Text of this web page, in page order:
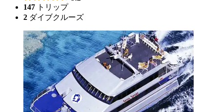
147 トリップ
2 ダイブクルーズ